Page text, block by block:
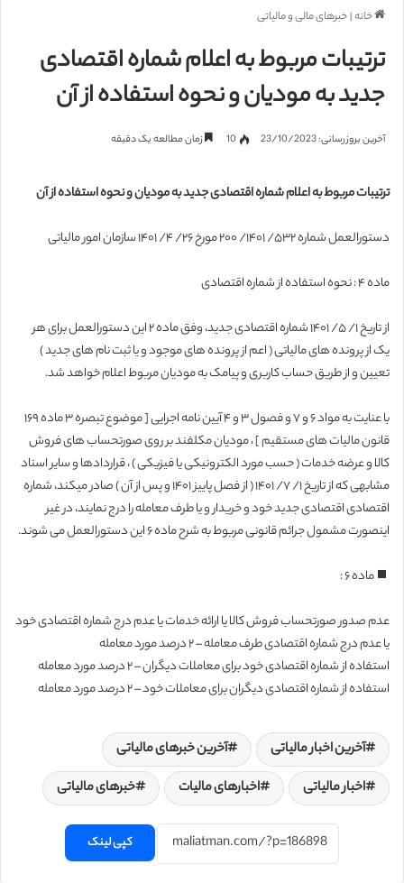
خانه|خبرهای مالی و مالیاتی
ترتیبات مربوط به اعلام شماره اقتصادی
جدید به مودیان و نحوه استفاده از آن
آخرین بروزرسانی: 23/10/2023 10 زمان مطالعه یک دقیقه
ترتیبات مربوط به اعلام شماره اقتصادی جدید به مودیان و نحوه استفاده از آن
دستورالعمل شماره ۵۳۲/ ۱۴۰۱/ ۲۰۰ مورخ ۲۶/ ۴/ ۱۴۰۱ سازمان امور مالیاتی
ماده ۴ : نحوه استفاده از شماره اقتصادی
از تاریخ ۱/ ۵/ ۱۴۰۱ شماره اقتصادی جدید، وفق ماده ۲ این دستورالعمل برای هر
یک از پرونده های مالیاتی ( اعم از پرونده های موجود و یا ثبت نام های جدید )
تعیین و از طریق حساب کاربری و پیامک به مودیان مربوط اعلام خواهد شد.
با عنایت به مواد ۶ و ۷ و فصول ۳ و ۴ آیین نامه اجرایی [ موضوع تبصره ۳ ماده ۱۶۹
قانون مالیات های مستقیم ] ، مودیان مکلفند بر روی صورتحساب های فروش
کالا و عرضه خدمات ( حسب مورد الکترونیکی یا فیزیکی ) ، قراردادها و سایر اسناد
مشابهی که از تاریخ ۱/ ۷/ ۱۴۰۱ ( از فصل پاییز ۱۴۰۱ و پس از آن ) صادر میکند، شماره
اقتصادی اقتصادی جدید خود و خریدار و یا طرف معامله را درج نمایند، در غیر
اینصورت مشمول جرائم قانونی مربوط به شرح ماده ۶ این دستورالعمل می شوند.
ماده ۶ :
عدم صدور صورتحساب فروش کالا یا ارائه خدمات یا عدم درج شماره اقتصادی خود
یا عدم درج شماره اقتصادی طرف معامله – ۲ درصد مورد معامله
استفاده از شماره اقتصادی خود برای معاملات دیگران – ۲ درصد مورد معامله
استفاده از شماره اقتصادی دیگران برای معاملات خود – ۲ درصد مورد معامله
آخرین اخبار مالیاتی
آخرین خبرهای مالیاتی
اخبار مالیاتی
اخبارهای مالیات خبرهای مالیاتی
کپی لینک